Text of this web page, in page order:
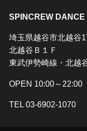
SPINCREW
埼玉県越谷市北越谷
北越谷Ｂ１Ｆ
東武伊勢崎線・北越
OPEN 10:00～22:00
TEL 03-6902-1070